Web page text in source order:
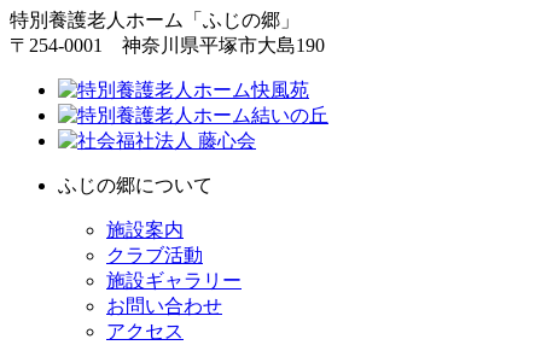
特別養護老人ホーム「ふじの郷」
〒254-0001 神奈川県平塚市大島190
ふじの郷について
施設案内
クラブ活動
施設ギャラリー
お問い合わせ
アクセス